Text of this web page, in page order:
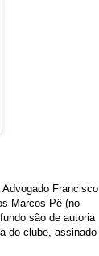
Advogado Francisco
Marcos Pê (no
são de autoria
do clube, assinado